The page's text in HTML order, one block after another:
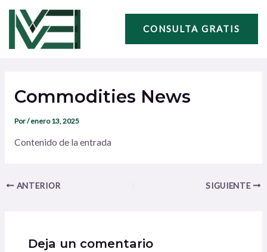
contenido
CONSULTA GRATIS
Commodities News
Por/enero 13, 2025
Contenido de la entrada
entradas
ANTERIOR SIGUIENTE
Deja un comentario